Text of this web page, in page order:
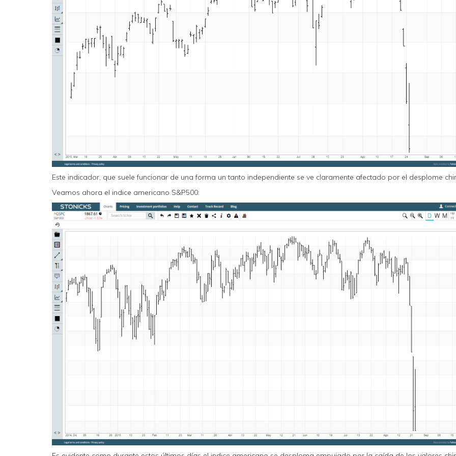
Este indicador, que suele funcionar de una forma un tanto independiente se ve claramente afectado por el desplome
Veamos ahora el indice americano S&P500: